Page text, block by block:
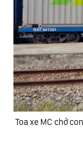
Toa xe MC chở